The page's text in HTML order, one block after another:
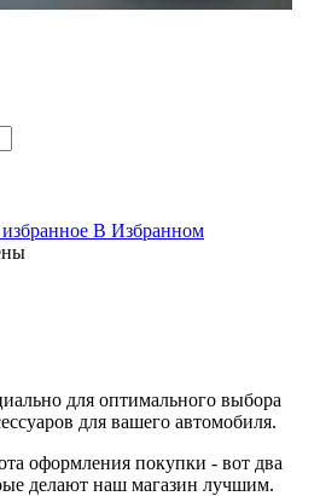
В Избранном
для оптимального выбора
для вашего автомобиля.
оформления покупки - вот два
делают наш магазин лучшим.